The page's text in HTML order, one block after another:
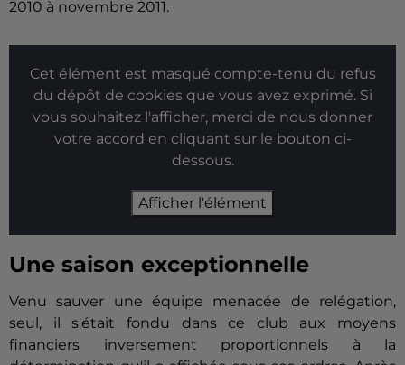
2010 à novembre 2011.
Cet élément est masqué compte-tenu du refus
du dépôt de cookies que vous avez exprimé. Si
vous souhaitez l'afficher, merci de nous donner
votre accord en cliquant sur le bouton ci-
dessous.
Afficher l'élément
Une saison exceptionnelle
Venu sauver une équipe menacée de relégation,
seul, il s'était fondu dans ce club aux moyens
financiers inversement proportionnels à la